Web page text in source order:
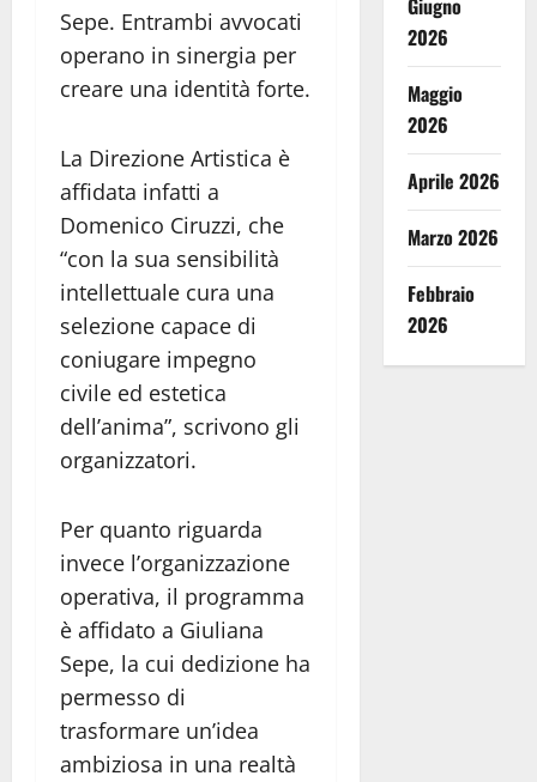
Sepe. Entrambi avvocati
operano in sinergia per
creare una identità forte.
La Direzione Artistica è
affidata infatti a
Domenico Ciruzzi, che
“con la sua sensibilità
intellettuale cura una
selezione capace di
coniugare impegno
civile ed estetica
dell’anima”, scrivono gli
organizzatori.
Per quanto riguarda
invece l’organizzazione
operativa, il programma
è affidato a Giuliana
Sepe, la cui dedizione ha
permesso di
trasformare un’idea
ambiziosa in una realtà
Giugno
2026
Maggio
2026
Aprile 2026
Marzo 2026
Febbraio
2026